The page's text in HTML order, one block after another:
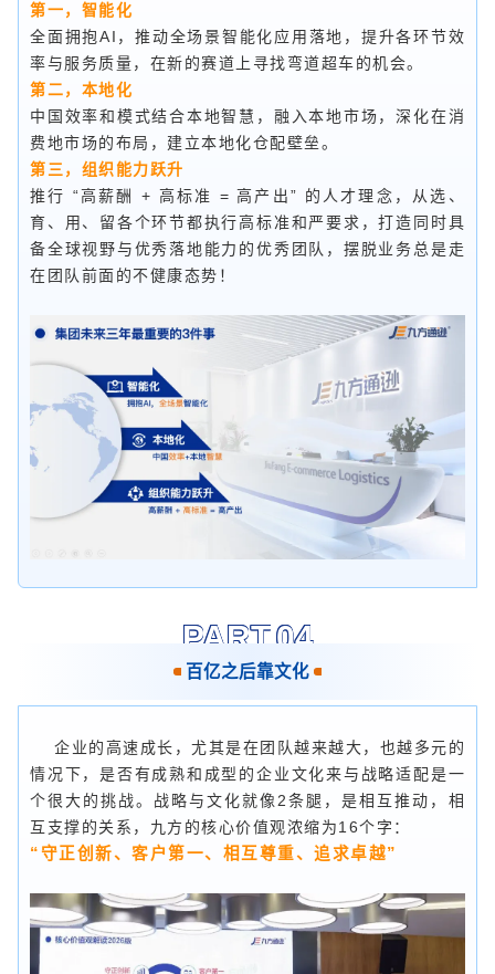
第一，智能化
全面拥抱AI，推动全场景智能化应用落地，提升各环节效
率与服务质量，在新的赛道上寻找弯道超车的机会。
第二，本地化
中国效率和模式结合本地智慧，融入本地市场，深化在消
费地市场的布局，建立本地化仓配壁垒。
第三，组织能力跃升
推行 “高薪酬 + 高标准 = 高产出” 的人才理念，从选、
育、用、留各个环节都执行高标准和严要求，打造同时具
备全球视野与优秀落地能力的优秀团队，摆脱业务总是走
在团队前面的不健康态势！
PART.04
百亿之后靠文化
企业的高速成长，尤其是在团队越来越大，也越多元的
情况下，是否有成熟和成型的企业文化来与战略适配是一
个很大的挑战。战略与文化就像2条腿，是相互推动，相
互支撑的关系，九方的核心价值观浓缩为16个字：
“守正创新、客户第一、相互尊重、追求卓越”